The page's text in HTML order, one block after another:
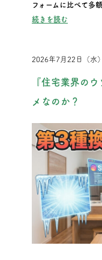
フォームに比べて多
続きを読む“見た目だ
2026年7月22日（水）
『住宅業界の
メなのか？